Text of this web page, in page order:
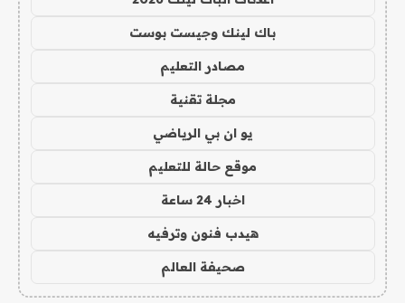
باك لينك وجيست بوست
مصادر التعليم
مجلة تقنية
يو ان بي الرياضي
موقع حالة للتعليم
اخبار 24 ساعة
هيدب فنون وترفيه
صحيفة العالم